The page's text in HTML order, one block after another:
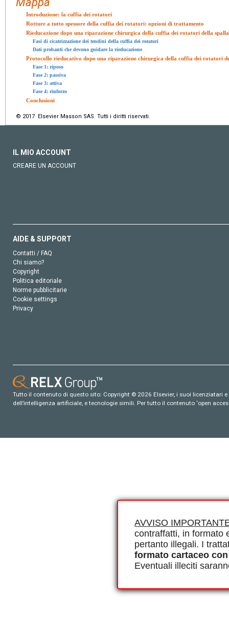
AVVISO
contraffatti, in formato
pertanto illegali. I
formato cartaceo
Eventuali illeciti
Introduzione: la cuffia dei rotatori
Rotture a tutto spessore della cuffia dei rotatori: opzioni di trattamento
Rieducazione dopo una riparazione chirurgica della cuffia dei rotatori della spalla
Fasi di cicatrizzazione dei tendini della cuffia dei rotatori
Dati probanti che devono guidare la rieducazione
Protocollo rieducativo dopo una riparazione chirurgica della cuffia dei rotatori
Fase 1: riposo
Fase 2: passiva
Fase 3: attiva
Fase 4: rinforzo
Conclusioni
© 2017 Elsevier Masson SAS. Tutti i diritti riservati.
IL MIO ACCOUNT
CREARE UN ACCOUNT
AIDE & SUPPORT
Contatti / FAQ
Chi siamo?
Copyright
Politica editoriale
Norme pubblicitarie
Cookie settings
Privacy
Tutto il contenuto di questo sito: Copyright © 2026 Elsevier, i suoi
dell’intelligenza artificiale, e tecnologie simili. Per tutto il contenuto ‘open